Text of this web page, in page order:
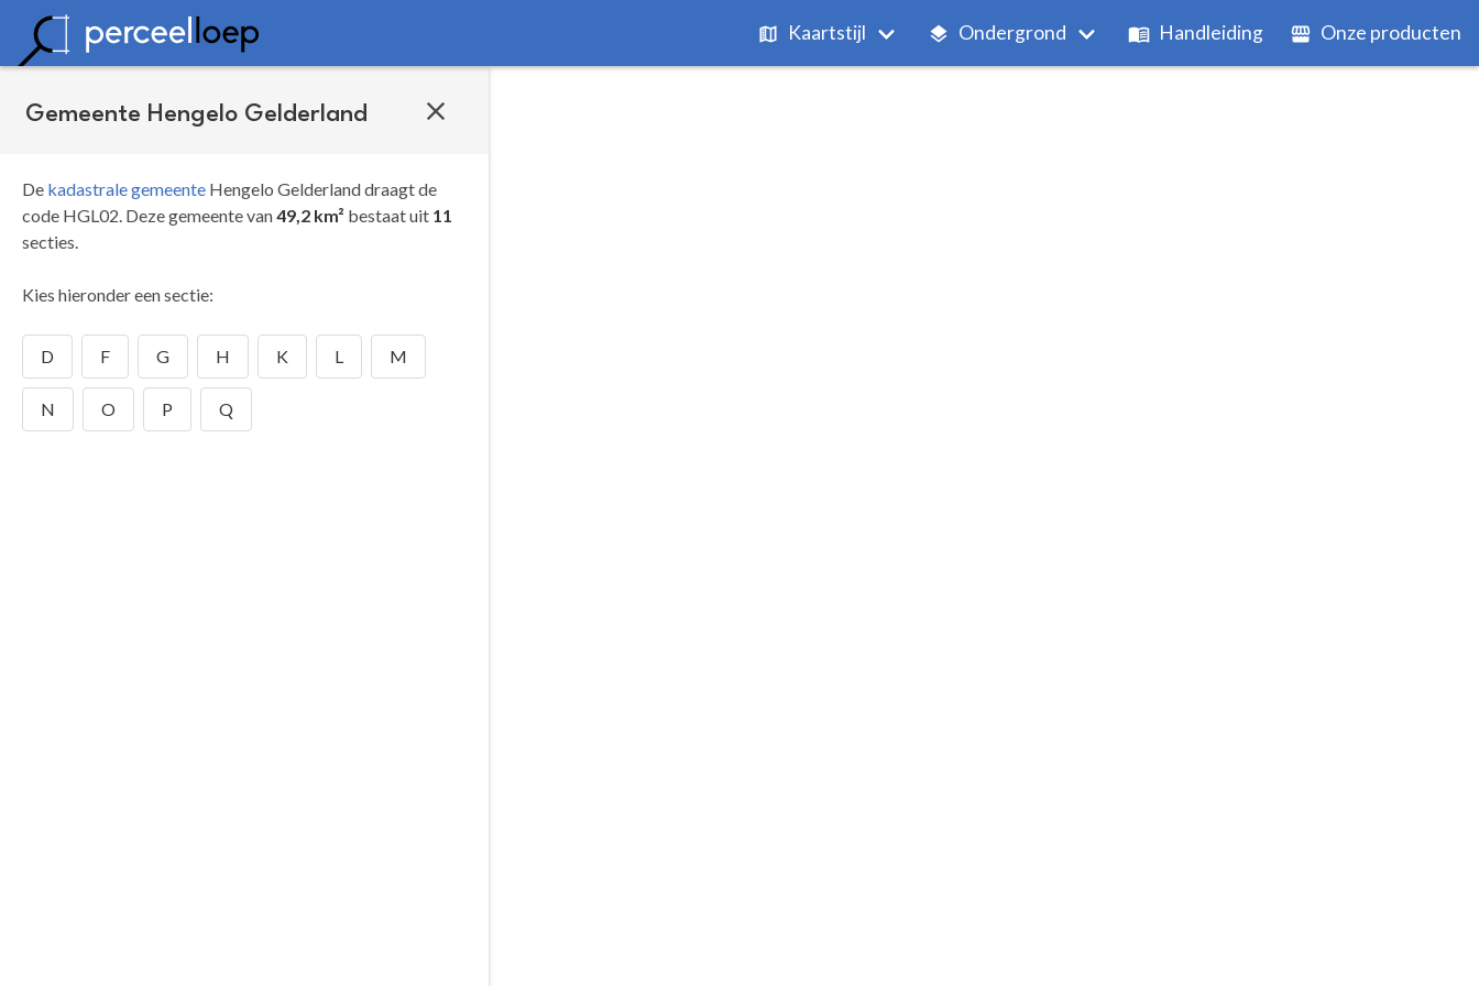
Kaartstijl Ondergrond Handleiding Onze producten
Gemeente Hengelo Gelderland
De kadastrale gemeente Hengelo Gelderland draagt de
code HGL02. Deze gemeente van49,2 km² bestaat uit 11
secties.
Kies hieronder een sectie:
D F G H K L M
N O P Q